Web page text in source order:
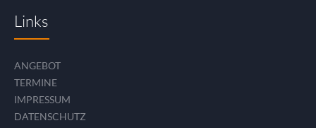
Links
ANGEBOT
TERMINE
IMPRESSUM
DATENSCHUTZ